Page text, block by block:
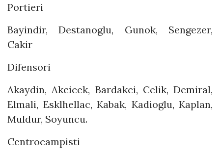
Portieri
Bayindir, Destanoglu, Gunok, Sengezer,
Cakir
Difensori
Akaydin, Akcicek, Bardakci, Celik, Demiral,
Elmali, Esklhellac, Kabak, Kadioglu, Kaplan,
Muldur, Soyuncu.
Centrocampisti